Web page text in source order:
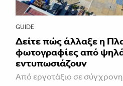
GUIDE
Δείτε πώς άλλαξε η
φωτογραφίες από
εντυπωσιάζουν
Από εργοτάξιο σε σύγχρονη